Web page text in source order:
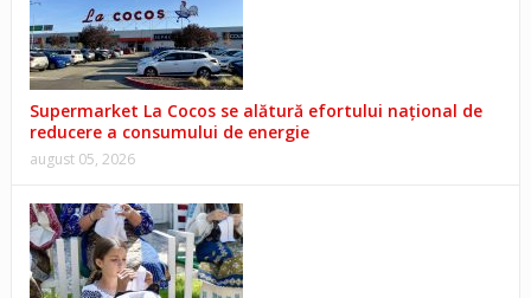
Supermarket La Cocos se alătură efortului național de
reducere a consumului de energie
august 05, 2026